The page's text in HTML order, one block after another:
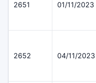
2651 01/11/2023
2652 04/11/2023